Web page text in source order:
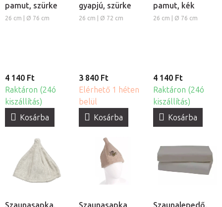
pamut, szürke
26 cm | Ø 76 cm
4 140 Ft
Raktáron (24ó
kiszállítás)
Kosárba
gyapjú, szürke
26 cm | Ø 72 cm
3 840 Ft
Elérhető 1 héten
belül
Kosárba
pamut, kék
26 cm | Ø 76 cm
4 140 Ft
Raktáron (24ó
kiszállítás)
Kosárba